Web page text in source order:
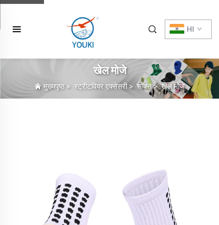
HI
खेल मोजे
मुख्यपृष्ठ> स्ट्रीटवियर एक्सेसरी>सॉक्स>खेल मोजे